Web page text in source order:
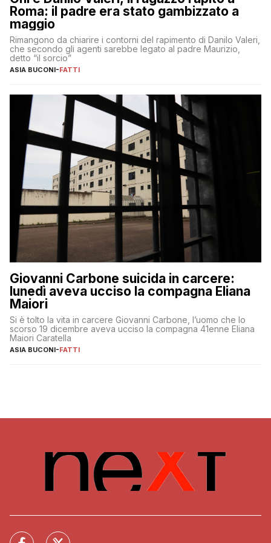
Roma: il padre era stato gambizzato a
maggio
Rimangono da chiarire i contorni del rapimento di Danilo Valeri,
che secondo gli agenti sarebbe legato al padre Maurizio,
detto “il sorcio”
ASIA BUCONI-FATTI
Giovanni Carbone suicida in carcere:
lunedì aveva ucciso la compagna Eliana
Maiori
Si è tolto la vita in carcere Giovanni Carbone, l’uomo che lo
scorso 19 dicembre aveva ucciso la compagna 41enne Eliana
Maiori Caratella
ASIA BUCONI-FATTI